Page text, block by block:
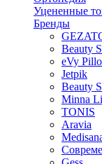
Уцененные
Бренды
Beauty
eVy
Jetpik
Beauty
Minna
TONIS
Aravia